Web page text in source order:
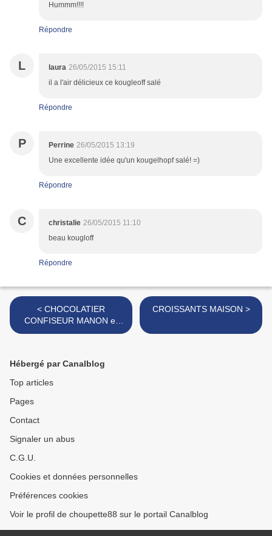
Hummm!!!!
Répondre
L laura 26/05/2015 15:11
il a l'air délicieux ce kougleoff salé
Répondre
P Perrine 26/05/2015 13:19
Une excellente idée qu'un kougelhopf salé! =)
Répondre
C christalie 26/05/2015 11:10
beau kougloff
Répondre
< CHOCOLATIER
CONFISEUR MANON et
MAGISSO
CROISSANTS MAISON >
Hébergé par Canalblog
Top articles
Pages
Contact
Signaler un abus
C.G.U.
Cookies et données personnelles
Préférences cookies
Voir le profil de choupette88 sur le portail Canalblog